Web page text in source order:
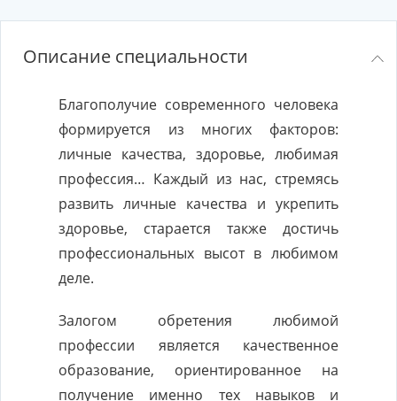
Описание специальности
Благополучие современного человека
формируется из многих факторов:
личные качества, здоровье, любимая
профессия… Каждый из нас, стремясь
развить личные качества и укрепить
здоровье, старается также достичь
профессиональных высот в любимом
деле.
Залогом обретения любимой
профессии является качественное
образование, ориентированное на
получение именно тех навыков и